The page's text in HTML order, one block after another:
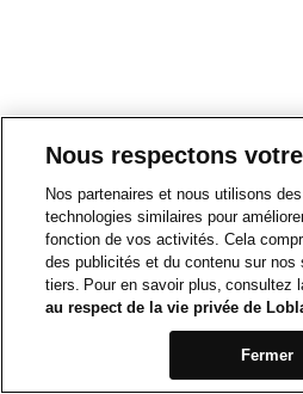
Nous respectons
Nos partenaires et nous utilisons
technologies similaires pour
fonction de vos activités. Cela
des publicités et du contenu sur
tiers. Pour en savoir plus, consultez
au respect de la vie privée de
Fermer